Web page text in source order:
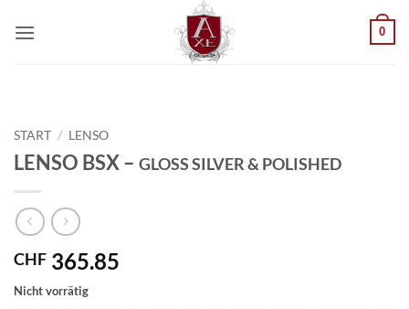
Inhalt
0
START / LENSO
LENSO BSX – GLOSS SILVER & POLISHED
CHF 365.85
Nicht vorrätig